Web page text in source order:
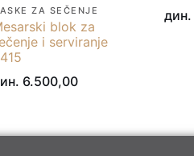
ZA SEČENJE
blok za
i serviranje
6.500,00
дин.